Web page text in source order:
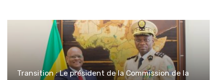
Transition : Le président de la Commission de la